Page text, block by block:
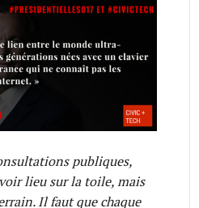
publiques,
lieu sur la toile, mais
Il faut que chaque